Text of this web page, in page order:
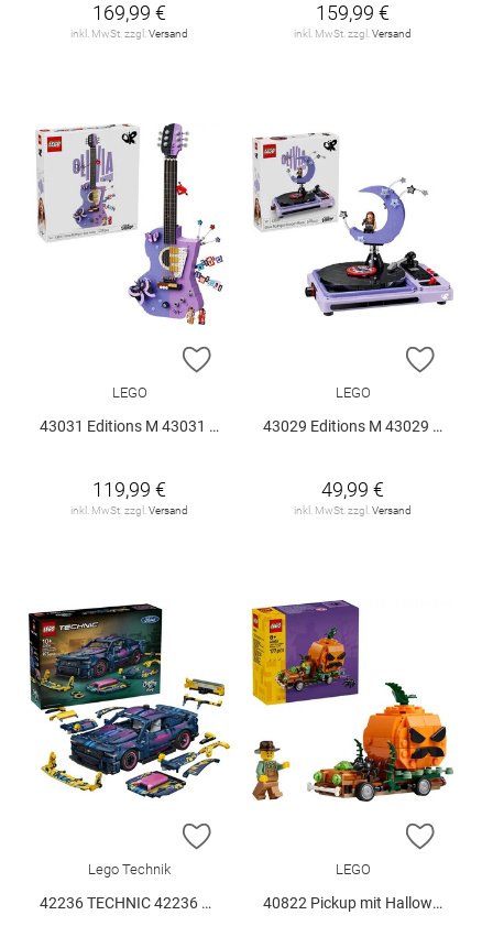
169,99 €
inkl. MwSt. zzgl.Versand
159,99 €
inkl. MwSt. zzgl.Versand
ZUR WUNSCHLISTE HINZUFÜGEN
LEGO
43031 Editions M 43031 V29
119,99 €
inkl. MwSt. zzgl. Versand
ZUR
LEGO
43029 Editions M 43029 V29
49,99 €
inkl. MwSt. zzgl. Versand
ZUR WUNSCHLISTE HINZUFÜGEN
Lego Technik
42236 TECHNIC 42236 V29
ZUR
LEGO
40822 Pickup mit Halloweenkürbis V29